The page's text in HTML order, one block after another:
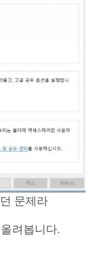
문제라
려봅니다.